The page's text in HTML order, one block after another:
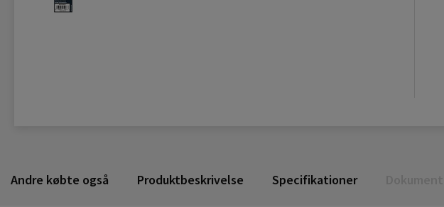
Andre købte også Produktbeskrivelse Specifikationer